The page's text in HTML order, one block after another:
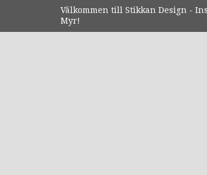
Välkommen till Stikkan Design -
Myr!